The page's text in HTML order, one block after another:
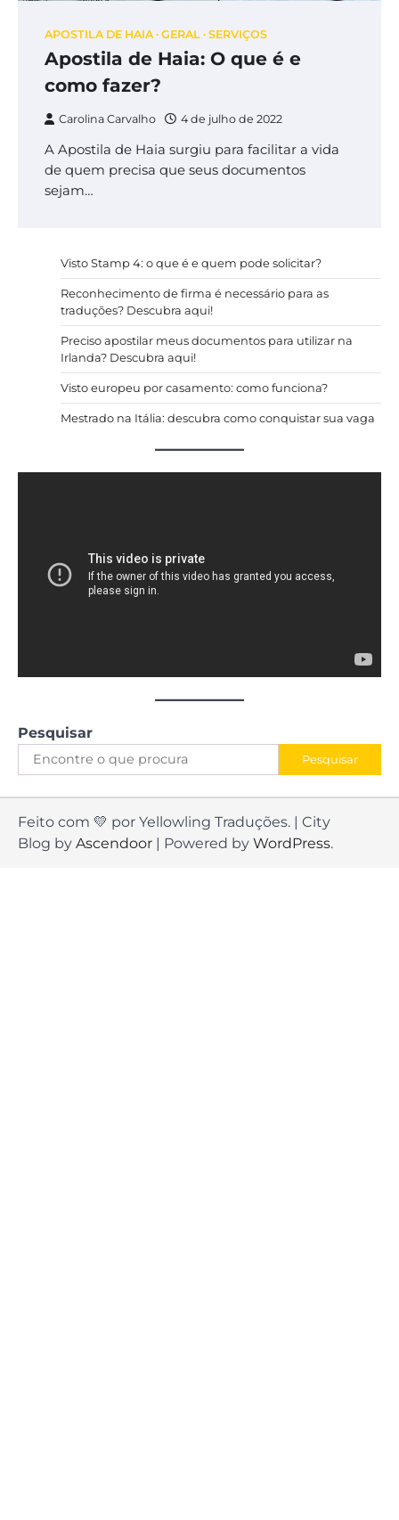
APOSTILA DE HAIA GERAL SERVIÇOS
Apostila de Haia: O que é e
como fazer?
Carolina Carvalho 4 de julho de 2022
A Apostila de Haia surgiu para facilitar a vida
de quem precisa que seus documentos
sejam…
Visto Stamp 4: o que é e quem pode solicitar?
Reconhecimento de firma é necessário para as
traduções? Descubra aqui!
Preciso apostilar meus documentos para utilizar na
Irlanda? Descubra aqui!
Visto europeu por casamento: como funciona?
Mestrado na Itália: descubra como conquistar sua vaga
Pesquisar
Pesquisar
Feito com 💛 por Yellowling Traduções. | City
Blog by Ascendoor | Powered by WordPress.